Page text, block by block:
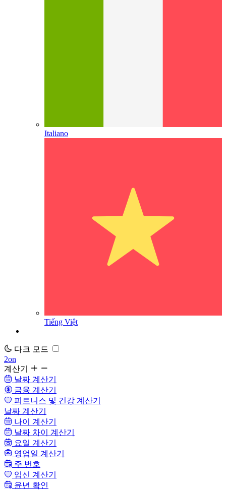
Italiano
Tiếng Việt
다크 모드
2on
계산기
날짜 계산기
금융 계산기
피트니스 및 건강 계산기
날짜 계산기
나이 계산기
날짜 차이 계산기
요일 계산기
영업일 계산기
주 번호
임신 계산기
윤년 확인